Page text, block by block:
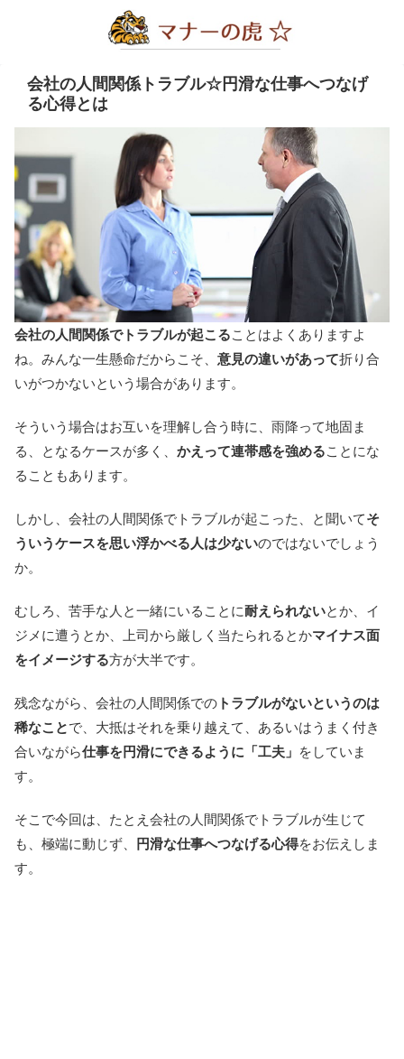
会社の人間関係トラブル☆円滑な仕事へつなげ
る心得とは
会社の人間関係でトラブルが起こることはよくありますよ
ね。みんな一生懸命だからこそ、 意見の違いがあって折り合
いがつかないという場合があります。
そういう場合はお互いを理解し合う時に、雨降って地固ま
る、となるケースが多く、 かえって連帯感を強めることにな
ることもあります。
しかし、会社の人間関係でトラブルが起こった、と聞いてそ
ういうケースを思い浮かべる人は少ないのではないでしょう
か。
むしろ、苦手な人と一緒にいることに耐えられないとか、イ
ジメに遭うとか、上司から厳しく当たられるとかマイナス面
をイメージする方が大半です。
残念ながら、会社の人間関係での トラブルがないというのは
稀なことで、大抵はそれを乗り越えて、あるいはうまく付き
合いながら仕事を円滑にできるように「工夫」 をしていま
す。
そこで今回は、たとえ会社の人間関係でトラブルが生じて
も、極端に動じず、
円滑な仕事へつなげる心得をお伝えしま
す。